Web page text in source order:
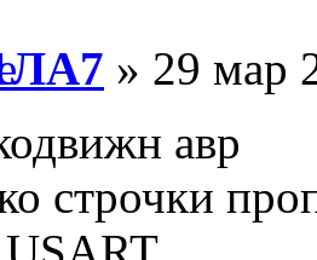
» 29 мар
авр
строчки